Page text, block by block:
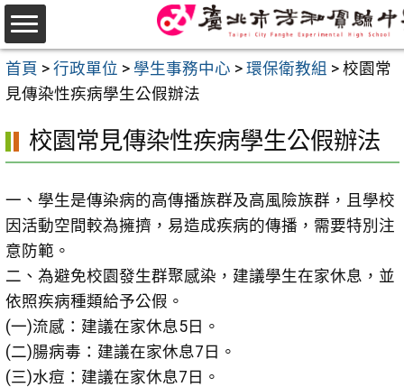
跳
至
主
要
區
首頁 > 行政單位 > 學生事務中心 > 環保衛教組 > 校園常
見傳染性疾病學生公假辦法
校園常見傳染性疾病學生公假辦法
一、學生是傳染病的高傳播族群及高風險族群，且學校
因活動空間較為擁擠，易造成疾病的傳播，需要特別注
意防範。
二、為避免校園發生群聚感染，建議學生在家休息，並
依照疾病種類給予公假。
(一)流感：建議在家休息5日。
(二)腸病毒：建議在家休息7日。
(三)水痘：建議在家休息7日。
選
單